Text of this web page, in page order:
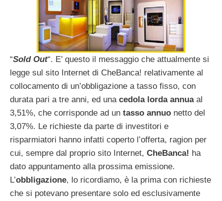
“Sold Out“. E’ questo il messaggio che attualmente si
legge sul sito Internet di CheBanca! relativamente al
collocamento di un’obbligazione a tasso fisso, con
durata pari a tre anni, ed una cedola lorda annuaal
3,51%, che corrisponde ad un tasso annuo netto del
3,07%. Le richieste da parte di investitori e
risparmiatori hanno infatti coperto l’offerta, ragion per
cui, sempre dal proprio sito Internet, CheBanca! ha
dato appuntamento alla prossima emissione.
L’obbligazione, lo ricordiamo, è la prima con richieste
che si potevano presentare solo ed esclusivamente